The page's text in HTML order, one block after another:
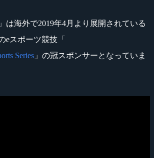
は海外で2019年4月より展開されている
eスポーツ競技「
Series 」の冠スポンサーとなっていま